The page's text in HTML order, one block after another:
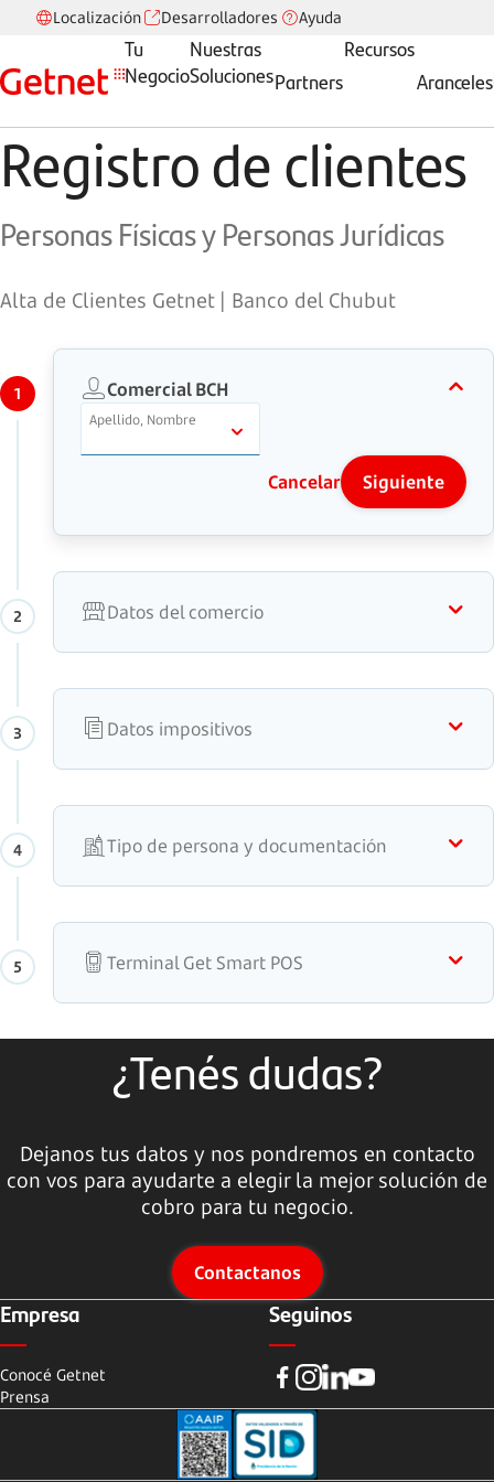
Tu
Negocio
Nuestras
SolucionesPartners
Recursos
Aranceles
Localización Desarrolladores Ayuda
BANCO DEL CHUBUT
Registro de clientes
Personas Físicas y Personas Jurídicas
Alta de Clientes Getnet | Banco del Chubut
1
2
3
4
5
Comercial BCH
Apellido, Nombre
Cancelar Siguiente
Datos del comercio
Datos impositivos
Tipo de persona y documentación
Terminal Get Smart POS
¿Tenés dudas?
Dejanos tus datos y nos pondremos en contacto
con vos para ayudarte a elegir la mejor solución de
cobro para tu negocio.
Contactanos
Empresa
Conocé Getnet
Prensa
Seguinos